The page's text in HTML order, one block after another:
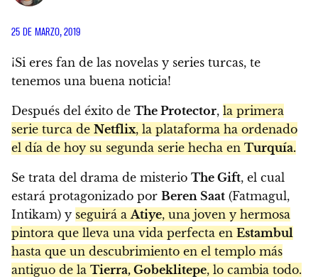
25 DE MARZO, 2019
¡Si eres fan de las novelas y series turcas, te
tenemos una buena noticia!
Después del éxito de The Protector, la primera
serie turca de Netflix, la plataforma ha ordenado
el día de hoy su segunda serie hecha en Turquía.
Se trata del drama de misterio The Gift, el cual
estará protagonizado por Beren Saat (Fatmagul,
Intikam) y seguirá a Atiye, una joven y hermosa
pintora que lleva una vida perfecta en Estambul
hasta que un descubrimiento en el templo más
antiguo de la Tierra, Gobeklitepe, lo cambia todo.